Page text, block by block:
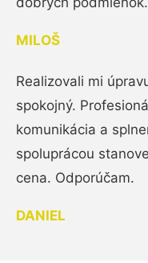
MILOŠ
Realizovali mi
spokojný.
komunikácia a
spoluprácou
cena. Odporúčam.
DANIEL